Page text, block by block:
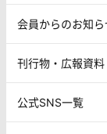
会員からのお知
刊行物・広報資料
公式SNS一覧